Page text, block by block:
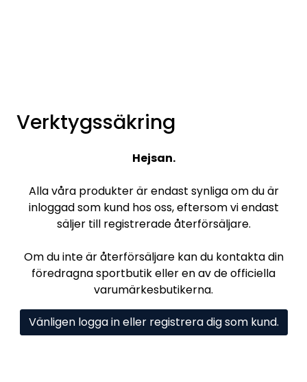
Verktygssäkring
Hejsan.
Alla våra produkter är endast synliga om du är
inloggad som kund hos oss, eftersom vi endast
säljer till registrerade återförsäljare.
Om du inte är återförsäljare kan du kontakta din
föredragna sportbutik eller en av de officiella
varumärkesbutikerna.
Vänligen logga in eller registrera dig som kund.
Mediaportalen